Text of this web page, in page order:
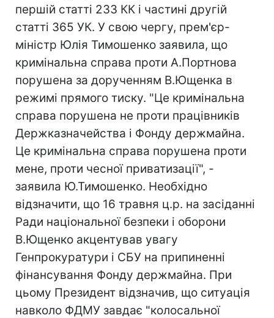
першій статті 233 КК і частині другій
статті 365 УК. У свою чергу, прем'єр-
міністр Юлія Тимошенко заявила, що
кримінальна справа проти А.Портнова
порушена за дорученням В.Ющенка в
режимі прямого тиску. "Це кримінальна
справа порушена не проти працівників
Держказначейства і Фонду держмайна.
Це кримінальна справа порушена проти
мене, проти чесної приватизації", -
заявила Ю.Тимошенко. Необхідно
відзначити, що 16 травня ц.р. на засіданні
Ради національної безпеки і оборони
В.Ющенко акцентував увагу
Генпрокуратури і СБУ на припиненні
фінансування Фонду держмайна. При
цьому Президент відзначив, що ситуація
навколо ФДМУ завдає "колосальної